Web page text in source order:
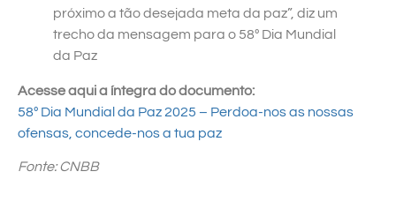
próximo a tão desejada meta da paz”, diz um
trecho da mensagem para o 58º Dia Mundial
da Paz
Acesse aqui a íntegra do documento:
58º Dia Mundial da Paz 2025 – Perdoa-nos as nossas
ofensas, concede-nos a tua paz
Fonte: CNBB